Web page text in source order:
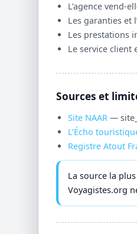
L’agence vend-
Les garanties et
Les prestations
Le service client
Sources et
Site NAAR—
L’Écho
Registre Atout
La source la
Voyagistes.org